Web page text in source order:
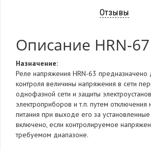
Отзывы
Описание HRN-67
Назначение:
Реле напряжения HRN-63 предназначено
контроля величины напряжения в сети
однофазной сети и защиты
электроприборов и т.п. путем отключения
питания при выходе его за
включено, если контролируемое
требуемом диапазоне.